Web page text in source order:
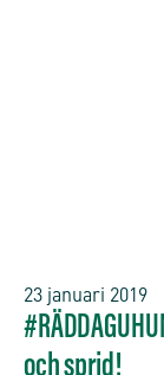
23 januari 2019